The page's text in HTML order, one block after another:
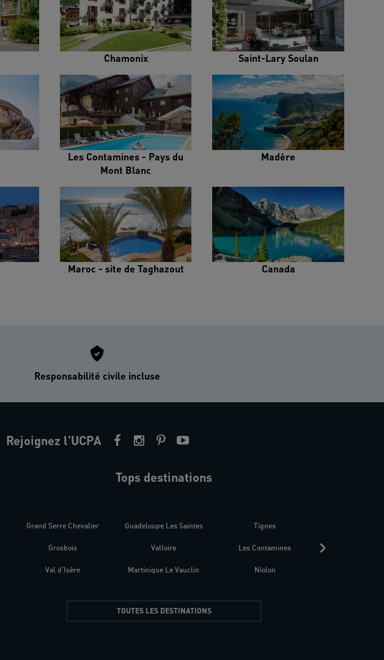
Chamonix Saint-Lary Soulan
Les Contamines - Pays du
Mont Blanc
Madère
Maroc - site de Taghazout Canada
Responsabilité civile incluse
Rejoignez l'UCPA
Trek-Randonnée pédestre
Parapente
Plongée
Tops destinations
Grand Serre Chevalier
Grosbois
Val d'Isère
Guadeloupe Les Saintes
Valloire
Martinique Le Vauclin
Tignes
Les Contamines
Niolon
TOUTES LES DESTINATIONS